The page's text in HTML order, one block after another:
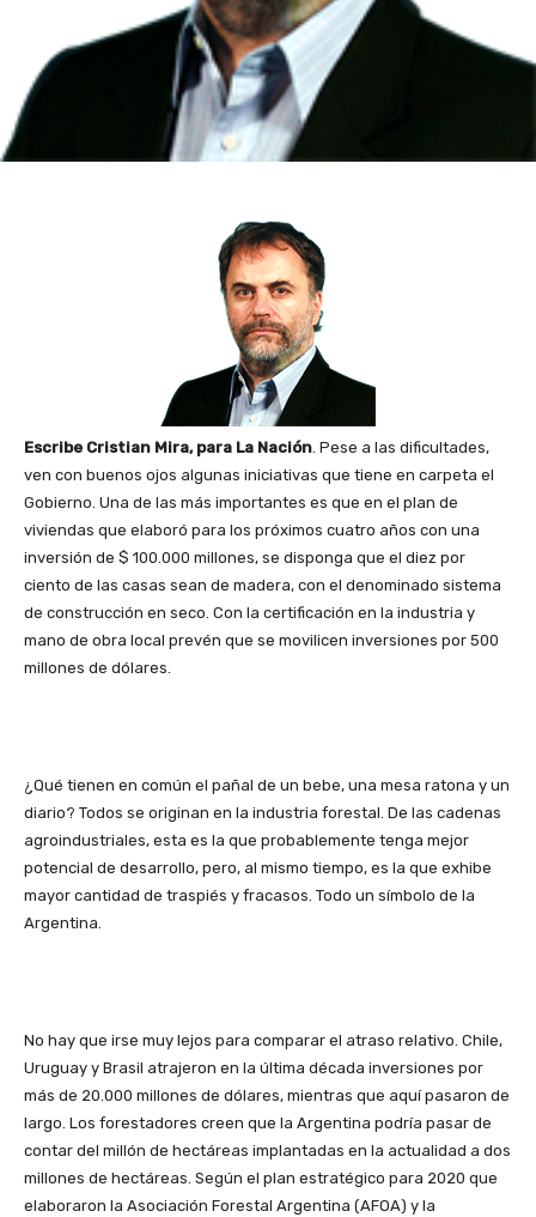
Escribe Cristian Mira, para La Nación. Pese a las dificultades,
ven con buenos ojos algunas iniciativas que tiene en carpeta el
Gobierno. Una de las más importantes es que en el plan de
viviendas que elaboró para los próximos cuatro años con una
inversión de $ 100.000 millones, se disponga que el diez por
ciento de las casas sean de madera, con el denominado sistema
de construcción en seco. Con la certificación en la industria y
mano de obra local prevén que se movilicen inversiones por 500
millones de dólares.
¿Qué tienen en común el pañal de un bebe, una mesa ratona y un
diario? Todos se originan en la industria forestal. De las cadenas
agroindustriales, esta es la que probablemente tenga mejor
potencial de desarrollo, pero, al mismo tiempo, es la que exhibe
mayor cantidad de traspiés y fracasos. Todo un símbolo de la
Argentina.
No hay que irse muy lejos para comparar el atraso relativo. Chile,
Uruguay y Brasil atrajeron en la última década inversiones por
más de 20.000 millones de dólares, mientras que aquí pasaron de
largo. Los forestadores creen que la Argentina podría pasar de
contar del millón de hectáreas implantadas en la actualidad a dos
millones de hectáreas. Según el plan estratégico para 2020 que
elaboraron la Asociación Forestal Argentina (AFOA) y la